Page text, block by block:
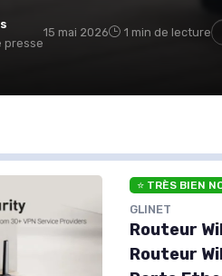
presse
15 mai 2026 1 min de lecture
⭐ TRÈS BIEN
GLINET
Routeur
Routeur